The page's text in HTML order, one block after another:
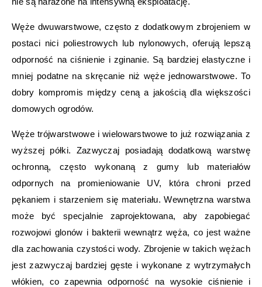
Węże dwuwarstwowe, często z dodatkowym zbrojeniem w
postaci nici poliestrowych lub nylonowych, oferują lepszą
odporność na ciśnienie i zginanie. Są bardziej elastyczne i
mniej podatne na skręcanie niż węże jednowarstwowe. To
dobry kompromis między ceną a jakością dla większości
domowych ogrodów.
Węże trójwarstwowe i wielowarstwowe to już rozwiązania z
wyższej półki. Zazwyczaj posiadają dodatkową warstwę
ochronną, często wykonaną z gumy lub materiałów
odpornych na promieniowanie UV, która chroni przed
pękaniem i starzeniem się materiału. Wewnętrzna warstwa
może być specjalnie zaprojektowana, aby zapobiegać
rozwojowi glonów i bakterii wewnątrz węża, co jest ważne
dla zachowania czystości wody. Zbrojenie w takich wężach
jest zazwyczaj bardziej gęste i wykonane z wytrzymałych
włókien, co zapewnia odporność na wysokie ciśnienie i